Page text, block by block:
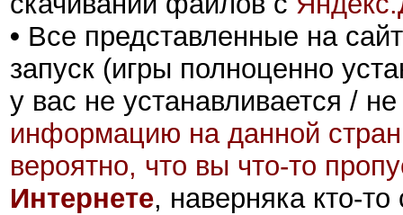
• Все представленные на
запуск (игры полноценно
у вас не устанавливается /
информацию на данной
вероятно, что вы что-то
Интернете, наверняка кто-